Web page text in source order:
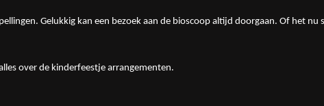
Gelukkig kan een bezoek aan de bioscoop altijd doorgaan. Of het nu
over de kinderfeestje arrangementen.